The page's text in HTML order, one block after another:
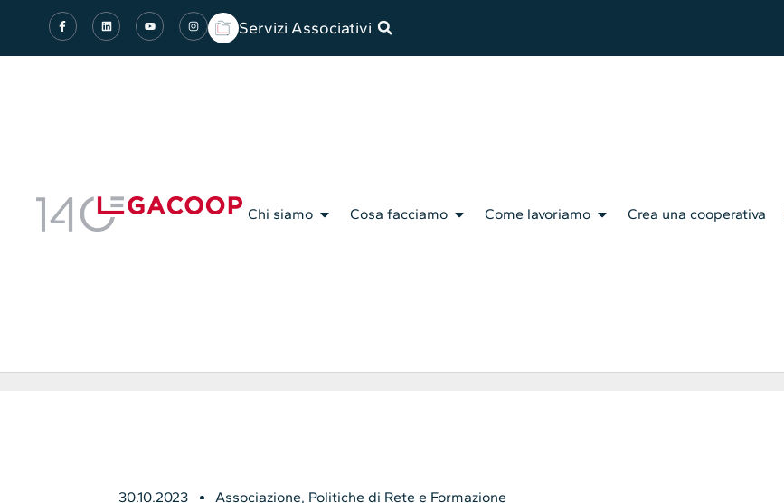
Servizi Associativi
Chi siamo Cosa facciamo Come lavoriamo Crea una cooperativa
30.10.2023 Associazione, Politiche di Rete e Formazione